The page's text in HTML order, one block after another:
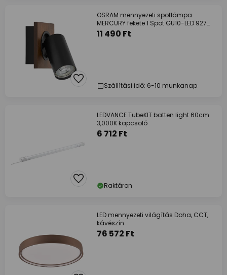
OSRAM mennyezeti spotlámpa
MERCURY fekete 1 Spot GU10-LED 927
dimmelhető
11 490 Ft
Szállítási idő: 6-10 munkanap
LEDVANCE TubeKIT batten light 60cm
3,000K kapcsoló
6 712 Ft
Raktáron
LED mennyezeti világítás Doha, CCT,
kávészín
76 572 Ft